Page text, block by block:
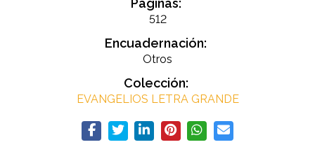
Páginas:
512
Encuadernación:
Otros
Colección:
EVANGELIOS LETRA GRANDE